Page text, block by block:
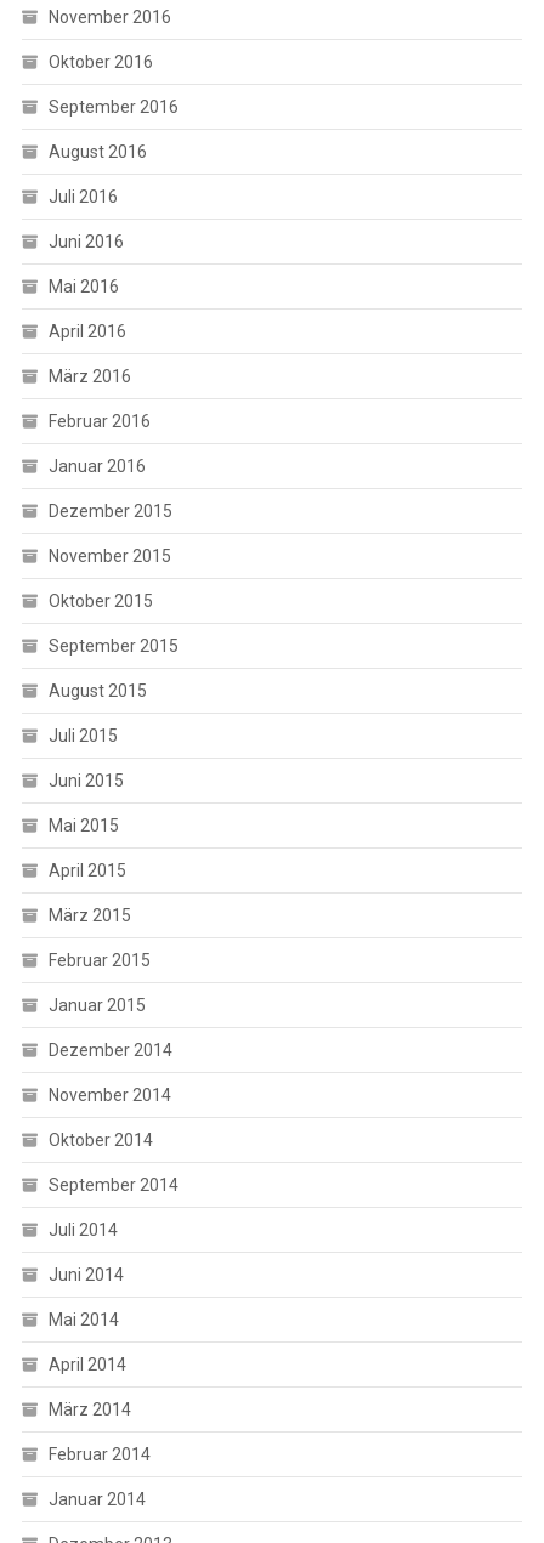
November 2016
Oktober 2016
September 2016
August 2016
Juli 2016
Juni 2016
Mai 2016
April 2016
März 2016
Februar 2016
Januar 2016
Dezember 2015
November 2015
Oktober 2015
September 2015
August 2015
Juli 2015
Juni 2015
Mai 2015
April 2015
März 2015
Februar 2015
Januar 2015
Dezember 2014
November 2014
Oktober 2014
September 2014
Juli 2014
Juni 2014
Mai 2014
April 2014
März 2014
Februar 2014
Januar 2014